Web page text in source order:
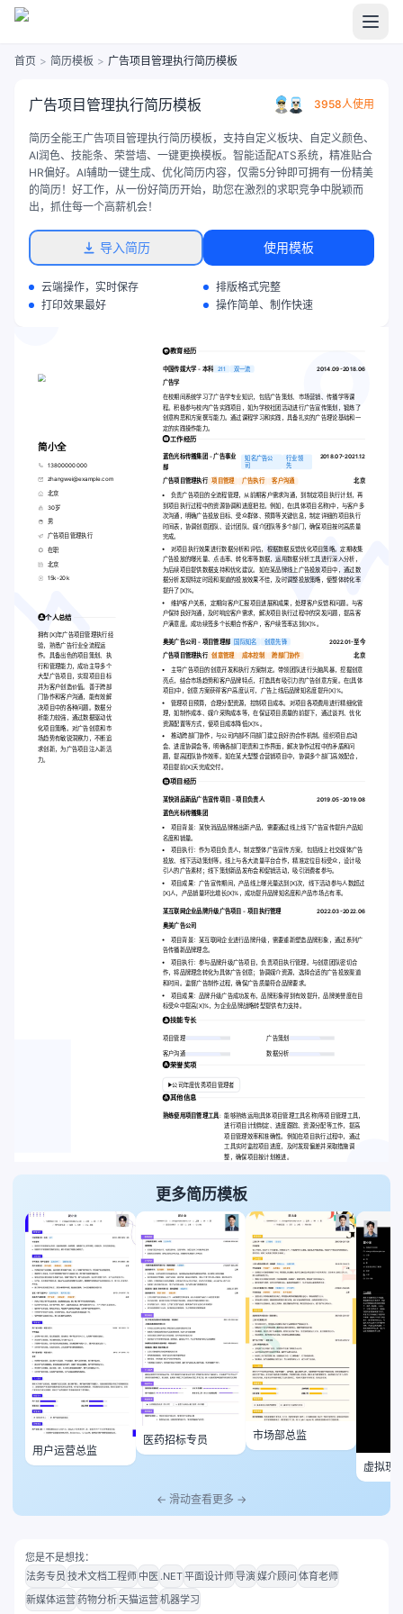
首页 > 简历模板 > 广告项目管理执行简历模板
广告项目管理执行简历模板 3958人使用
简历全能王广告项目管理执行简历模板，支持自定义板块、自定义颜色、
AI润色、技能条、荣誉墙、一键更换模板。智能适配ATS系统，精准贴合
HR偏好。AI辅助一键生成、优化简历内容，仅需5分钟即可拥有一份精美
的简历！好工作，从一份好简历开始，助您在激烈的求职竞争中脱颖而
出，抓住每一个高薪机会！
导入简历 使用模板
云端操作，实时保存
排版格式完整
打印效果最好
操作简单、制作快速
简小全
13800000000
zhangwei@example.com
北京
30岁
男
广告项目管理执行
在职
北京
15k-20k
个人总结
拥有[X]年广告项目管理执行经
验，熟悉广告行业全流程运
作。具备出色的项目策划、执
行和管理能力，成功主导多个
大型广告项目，实现项目目标
并为客户创造价值。善于跨部
门协作和客户沟通，能有效解
决项目中的各种问题。数据分
析能力较强，通过数据驱动优
化项目策略。对广告创意和市
场趋势有敏锐洞察力，不断追
求创新，为广告项目注入新活
力。
教育经历
中国传媒大学 - 本科 211 双一流
2014.09-2018.06
广告学
在校期间系统学习了广告学专业知识，包括广告策划、市场营销、传播学等课
程。积极参与校内广告实践项目，如为学校社团活动进行广告宣传策划，锻炼了
创意构思和方案撰写能力。通过课程学习和实践，具备扎实的广告理论基础和一
定的实践操作能力。
工作经历
蓝色光标传播集团 - 广告事业
部
知名广告公
司
行业领
先
2018.07-2021.12
广告项目管理执行 项目管理 广告执行 客户沟通
北京
负责广告项目的全流程管理，从前期客户需求沟通，到制定项目执行计划，再
到项目执行过程中的资源协调和进度把控。例如，在[具体项目名称]中，与客户多
次沟通，明确广告投放目标、受众群体、预算等关键信息，制定详细的项目执行
时间表，协调创意团队、设计团队、媒介团队等多个部门，确保项目按时高质量
完成。
对项目执行效果进行数据分析和评估，根据数据反馈优化项目策略。定期收集
广告投放的曝光量、点击率、转化率等数据，运用数据分析工具进行深入分析，
为后续项目提供数据支持和优化建议。如在某品牌线上广告投放项目中，通过数
据分析发现特定时段和渠道的投放效果不佳，及时调整投放策略，使整体转化率
提升了[X]%。
维护客户关系，定期向客户汇报项目进展和成果，处理客户反馈和问题。与客
户保持良好沟通，及时响应客户需求，解决项目执行过程中的突发问题，提高客
户满意度。成功续签多个长期合作客户，客户续签率达到[X]%。
奥美广告公司 - 项目管理部 国际知名 创意先锋 2022.01-至今
广告项目管理执行 创意管理 成本控制 跨部门协作 北京
主导广告项目的创意开发和执行方案制定。带领团队进行头脑风暴，挖掘创意
亮点，结合市场趋势和客户品牌特点，打造具有吸引力的广告创意方案。在[具体
项目]中，创意方案获得客户高度认可，广告上线后品牌知名度提升[X]%。
管理项目预算，合理分配资源，控制项目成本。对项目各项费用进行精细化管
理，如制作成本、媒介采购成本等，在保证项目质量的前提下，通过谈判、优化
资源配置等方式，使项目成本降低[X]%。
推动跨部门协作，与公司内部不同部门建立良好的合作机制。组织项目启动
会、进度协调会等，明确各部门职责和工作界面，解决协作过程中的矛盾和问
题，提高团队协作效率。如在某大型整合营销项目中，协调多个部门高效配合，
项目提前[X]天完成交付。
项目经历
某快消品新品广告宣传项目 - 项目负责人
2019.05-2019.08
蓝色光标传播集团
项目背景：某快消品品牌推出新产品，需要通过线上线下广告宣传提升产品知
名度和销量。
项目执行：作为项目负责人，制定整体广告宣传方案，包括线上社交媒体广告
投放、线下活动策划等。线上与各大流量平台合作，精准定位目标受众，设计吸
引人的广告素材；线下策划新品发布会和促销活动，吸引消费者参与。
项目成果：广告宣传期间，产品线上曝光量达到[X]次，线下活动参与人数超过
[X]人，产品销量环比增长[X]%，成功提升品牌知名度和产品市场占有率。
某互联网企业品牌升级广告项目 - 项目执行管理 2022.03-2022.06
奥美广告公司
项目背景：某互联网企业进行品牌升级，需要重新塑造品牌形象，通过系列广
告传播新品牌理念。
项目执行：参与品牌升级广告项目，负责项目执行管理。与创意团队密切合
作，将品牌理念转化为具体广告创意；协调媒介资源，选择合适的广告投放渠道
和时间。监督广告制作过程，确保广告质量符合品牌要求。
项目成果：品牌升级广告成功发布，品牌形象得到有效提升，品牌美誉度在目
标受众中提高[X]%，为企业品牌战略转型提供有力支持。
技能专长
项目管理 广告策划
客户沟通 数据分析
荣誉奖项
公司年度优秀项目管理者
其他信息
熟练使用项目管理工具: 能够熟练运用[具体项目管理工具名称]等项目管理工具，
进行项目计划制定、进度跟踪、资源分配等工作，提高
项目管理效率和准确性。例如在项目执行过程中，通过
工具实时监控项目进度，及时发现偏差并采取措施调
整，确保项目按计划推进。
更多简历模板
用户运营总监
医药招标专员 市场部总监
虚拟现
师
← 滑动查看更多 →
您是不是想找：
法务专员 技术文档工程师 中医 .NET平面设计师导演媒介顾问 体育老师
新媒体运营药物分析天猫运营机器学习